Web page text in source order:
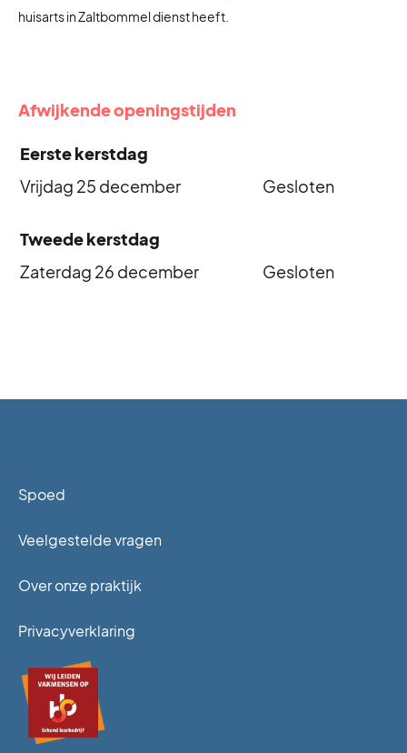
huisarts in Zaltbommel dienst heeft.
Afwijkende openingstijden
Eerste kerstdag
Vrijdag 25 december
Gesloten
Tweede kerstdag
Zaterdag 26 december
Gesloten
Spoed
Veelgestelde vragen
Over onze praktijk
Privacyverklaring